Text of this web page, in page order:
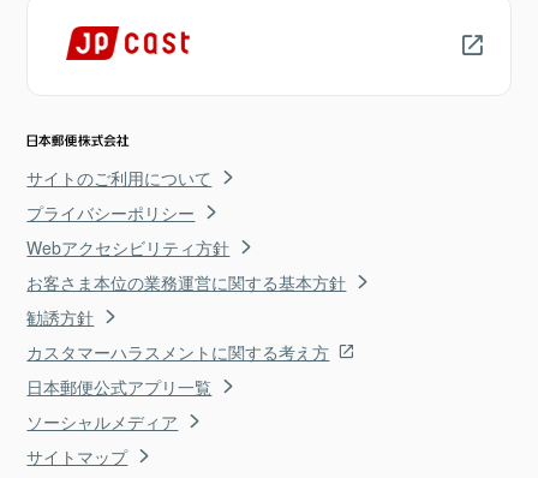
サイトのご利用について
プライバシーポリシー
Webアクセシビリティ方針
お客さま本位の業務運営に関する基本方針
勧誘方針
カスタマーハラスメントに関する考え方
日本郵便公式アプリ一覧
ソーシャルメディア
サイトマップ